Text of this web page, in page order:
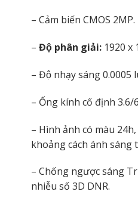
– Cảm biến CMOS 2MP.
– Độ phân giải:1920 x
– Độ nhạy sáng 0.0005
– Ống kính cố định 3.6/
– Hình ảnh có màu
khoảng cách ánh sáng
– Chống ngược sáng
nhiễu số 3D DNR.